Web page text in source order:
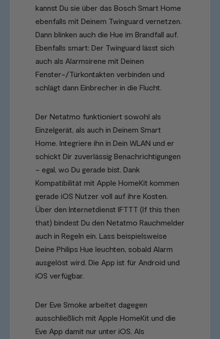
kannst Du sie über das Bosch Smart Home
ebenfalls mit Deinem Twinguard vernetzen.
Dann blinken auch die Hue im Brandfall auf.
Ebenfalls smart: Der Twinguard lässt sich
auch als Alarmsirene mit Deinen
Fenster-/Türkontakten verbinden und
schlägt dann Einbrecher in die Flucht.
Der Netatmo funktioniert sowohl als
Einzelgerät, als auch in Deinem Smart
Home. Integriere ihn in Dein WLAN und er
schickt Dir zuverlässig Benachrichtigungen
– egal, wo Du gerade bist. Dank
Kompatibilität mit Apple HomeKit kommen
gerade iOS Nutzer voll auf ihre Kosten.
Über den Internetdienst IFTTT (If this then
that) bindest Du den Netatmo Rauchmelder
auch in Regeln ein. Lass beispielsweise
Deine Philips Hue leuchten, sobald Alarm
ausgelöst wird. Die App ist für Android und
iOS verfügbar.
Der Eve Smoke arbeitet dagegen
ausschließlich mit Apple HomeKit und die
Eve App damit nur unter iOS. Als